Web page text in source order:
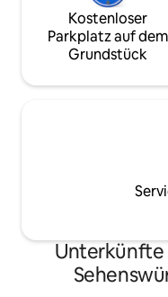
Kostenloser
Parkplatz auf dem
Grundstück
Unterkünfte